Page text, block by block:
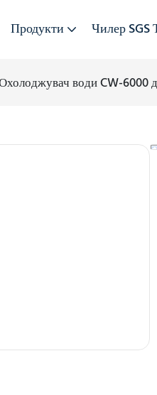
Продукти Чилер SGS
води CW-6000